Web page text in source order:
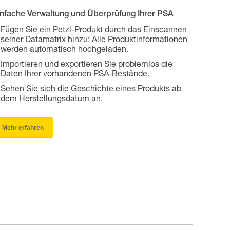
Verwaltung und Überprüfung Ihrer PSA
Fügen Sie ein Petzl-Produkt durch das Einscannen
seiner Datamatrix hinzu: Alle Produktinformationen
werden automatisch hochgeladen.
Importieren und exportieren Sie problemlos die
Daten Ihrer vorhandenen PSA-Bestände.
Sehen Sie sich die Geschichte eines Produkts ab
dem Herstellungsdatum an.
Mehr erfahren